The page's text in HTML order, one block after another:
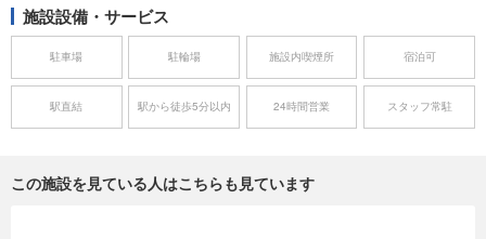
施設設備・サービス
駐車場 駐輪場 施設内喫煙所 宿泊可
駅直結 駅から徒歩5分以内 24時間営業 スタッフ常駐
この施設を見ている人はこちらも見ています